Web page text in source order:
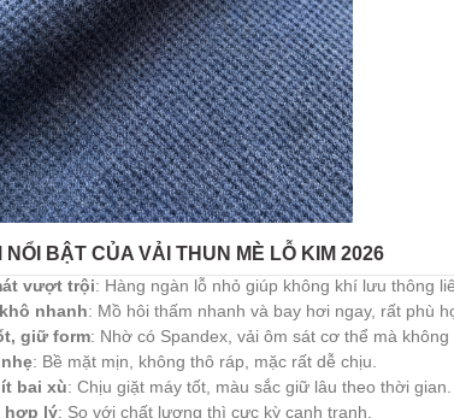
NỔI BẬT CỦA VẢI THUN MÈ LỖ KIM 2026
vượt trội: Hàng ngàn lỗ nhỏ giúp không khí lưu thông
nhanh: Mồ hôi thấm nhanh và bay hơi ngay, rất phù
giữ form: Nhờ có Spandex, vải ôm sát cơ thể mà
: Bề mặt mịn, không thô ráp, mặc rất dễ chịu.
bai xù: Chịu giặt máy tốt, màu sắc giữ lâu theo thời gian.
hợp lý: So với chất lượng thì cực kỳ cạnh tranh.